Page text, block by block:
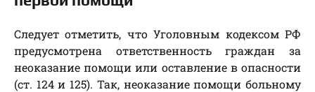
Следует отметить, что Уголовным кодексом РФ
предусмотрена ответственность граждан за
неоказание помощи или оставление в опасности
(ст. 124 и 125). Так, неоказание помощи больному